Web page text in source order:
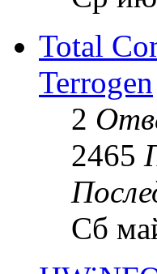
Total
Terrogen
2
2465
Сб